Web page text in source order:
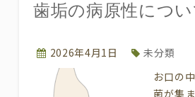
歯垢の病原性につい
2026年4月1日
未分類
お口の
菌が集